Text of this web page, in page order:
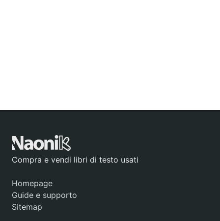
Compra e vendi libri di testo usati
Homepage
Guide e supporto
Sitemap